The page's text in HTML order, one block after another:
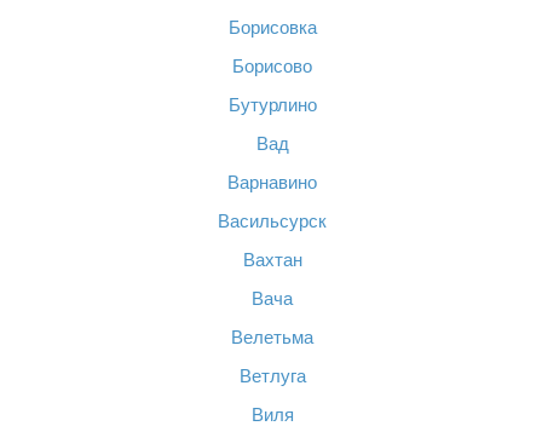
Борисовка
Борисово
Бутурлино
Вад
Варнавино
Васильсурск
Вахтан
Вача
Велетьма
Ветлуга
Виля